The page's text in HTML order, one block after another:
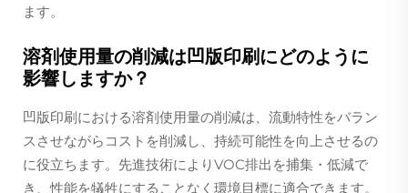
ます。
溶剤使用量の削減は凹版印刷にどのように
影響しますか？
凹版印刷における溶剤使用量の削減は、流動特性をバラン
スさせながらコストを削減し、持続可能性を向上させるの
に役立ちます。先進技術によりVOC排出を捕集・低減で
き、性能を犠牲にすることなく環境目標に適合できます。